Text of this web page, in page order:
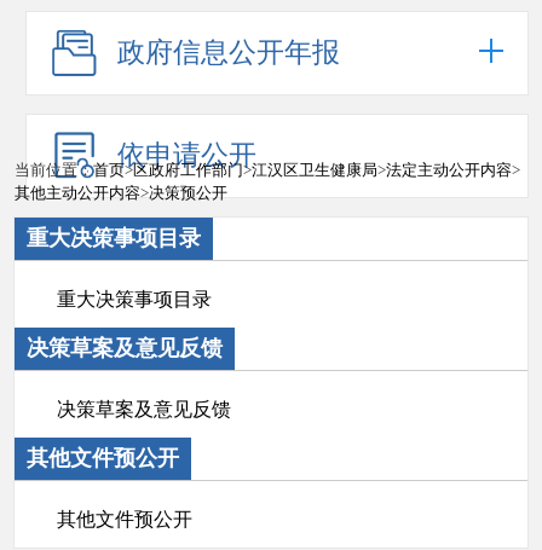
政府信息公开年报
依申请公开
当前位置：首页>区政府工作部门>江汉区卫生健康局>法定主动公开内容>
其他主动公开内容>决策预公开
重大决策事项目录
重大决策事项目录
决策草案及意见反馈
决策草案及意见反馈
其他文件预公开
其他文件预公开